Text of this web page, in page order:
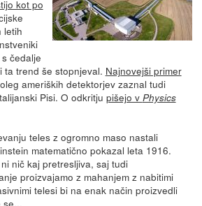
kot po
letih
čedalje
ta trend še stopnjeval. Najnovejši primer
ameriških detektorjev zaznal tudi
Pisi. O odkritju pišejo v Physics
teles z ogromno maso nastali
matematično pokazal leta 1916.
nič kaj pretresljiva, saj tudi
proizvajamo z mahanjem z nabitimi
telesi bi na enak način proizvedli